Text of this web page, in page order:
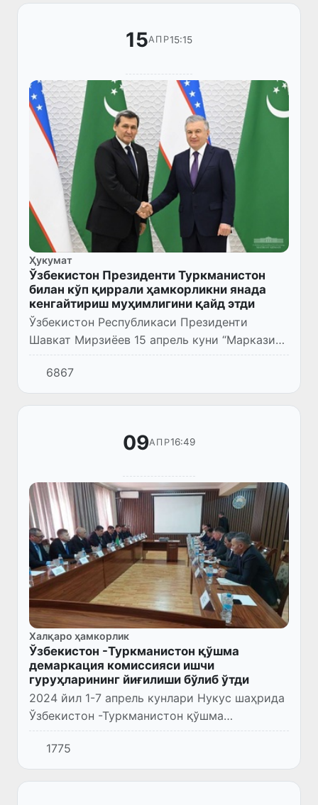
15АПР15:15
Ҳукумат
Ўзбекистон Президенти Туркманистон
билан кўп қиррали ҳамкорликни янада
кенгайтириш муҳимлигини қайд этди
Ўзбекистон Республикаси Президенти
Шавкат Мирзиёев 15 апрель куни “Марказий
Осиё – Кўрфаз араб давлатлари ҳамкорлик
кенгаши” стратегик мулоқоти ташқи ишлар
вазирларининг иккинчи уч...
6867
09АПР16:49
Халқаро ҳамкорлик
Ўзбекистон -Туркманистон қўшма
демаркация комиссияси ишчи
гуруҳларининг йиғилиши бўлиб ўтди
2024 йил 1-7 апрель кунлари Нукус шаҳрида
Ўзбекистон -Туркманистон қўшма
демаркация комиссияси ишчи
гуруҳларининг навбатдаги йиғилиши бўлиб
ўтди.
1775